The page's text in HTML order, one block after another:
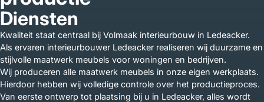
Diensten
Kwaliteit staat centraal bij Volmaak interieurbouw in Ledeacker.
Als ervaren interieurbouwer Ledeacker realiseren wij duurzame en
stijlvolle maatwerk meubels voor woningen en bedrijven.
Wij produceren alle maatwerk meubels in onze eigen werkplaats.
Hierdoor hebben wij volledige controle over het productieproces.
Van eerste ontwerp tot plaatsing bij u in Ledeacker, alles wordt